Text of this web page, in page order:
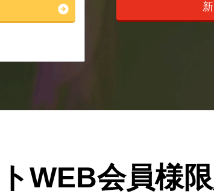
WEB会員様